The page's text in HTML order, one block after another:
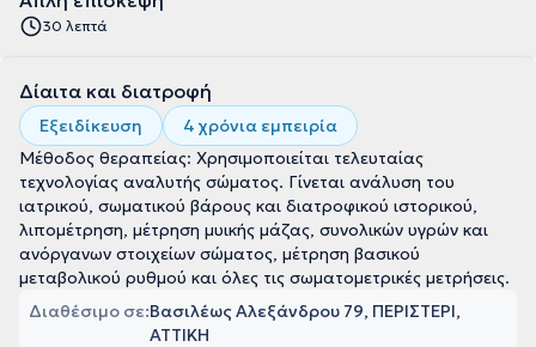
30 λεπτά
Δίαιτα και διατροφή
Εξειδίκευση
4 χρόνια εμπειρία
Μέθοδος θεραπείας: Χρησιμοποιείται τελευταίας
τεχνολογίας αναλυτής σώματος. Γίνεται ανάλυση του
ιατρικού, σωματικού βάρους και διατροφικού ιστορικού,
λιπομέτρηση, μέτρηση μυικής μάζας, συνολικών υγρών και
ανόργανων στοιχείων σώματος, μέτρηση βασικού
μεταβολικού ρυθμού και όλες τις σωματομετρικές μετρήσεις.
Διαθέσιμο σε:Βασιλέως Αλεξάνδρου 79, ΠΕΡΙΣΤΕΡΙ,
ΑΤΤΙΚΗ